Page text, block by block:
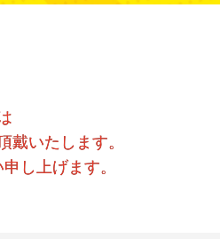
戴いたします。
し上げます。